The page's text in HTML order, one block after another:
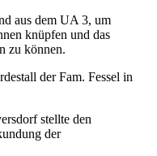
aus dem UA 3, um
knüpfen und das
zu können.
der Fam. Fessel in
stellte den
der